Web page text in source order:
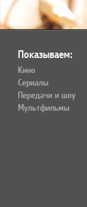
Показываем:
Кино
Сериалы
Передачи и шоу
Мультфильмы